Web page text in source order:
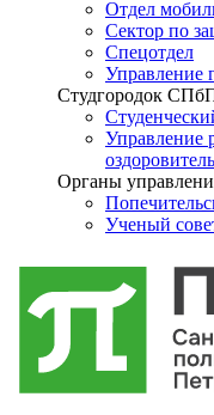
Отдел
Сектор по
Спецотдел
Управление
Студгородок
Управление
Органы
Ученый